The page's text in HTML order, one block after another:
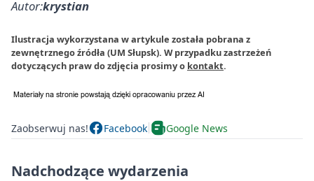
Autor:krystian
Ilustracja wykorzystana w artykule została pobrana z
zewnętrznego źródła (UM Słupsk). W przypadku zastrzeżeń
dotyczących praw do zdjęcia prosimy o kontakt.
Zaobserwuj nas! Facebook Google News
Nadchodzące wydarzenia